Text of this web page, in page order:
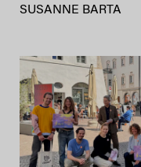
SUSANNE BARTA